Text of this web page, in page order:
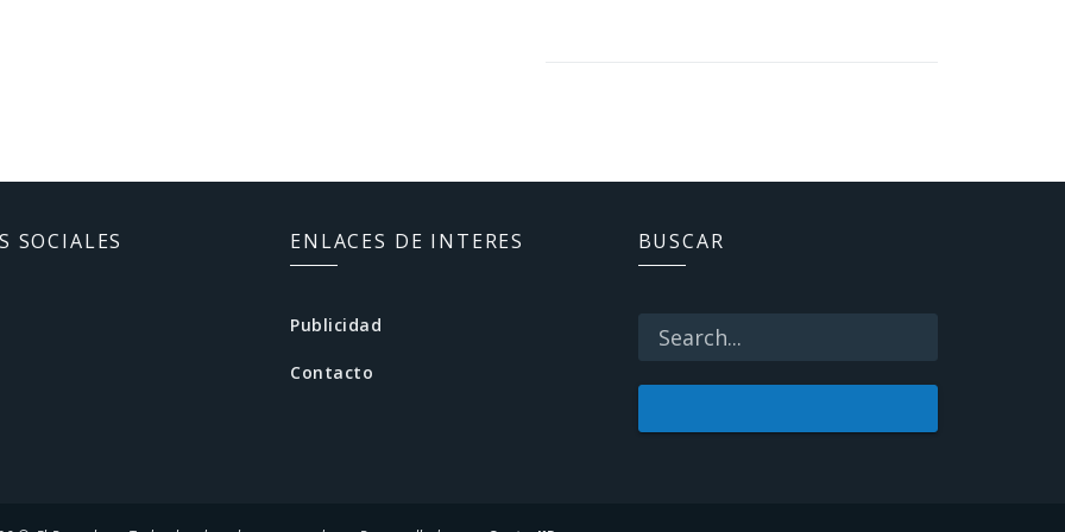
SOCIALES ENLACES DE INTERES
Publicidad
Contacto
BUSCAR